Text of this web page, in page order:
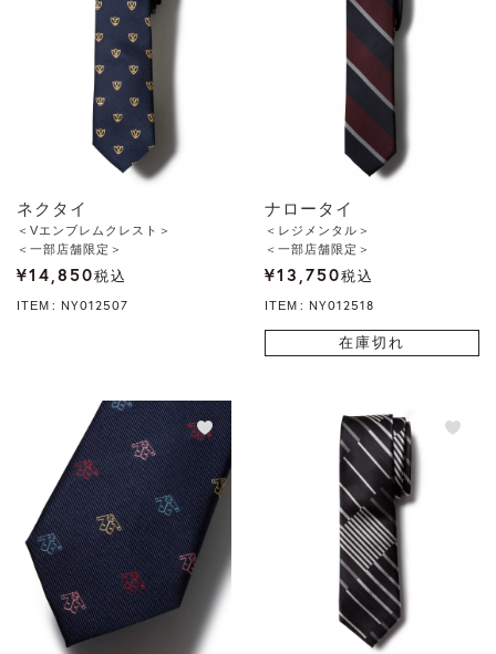
ネクタイ
＜Vエンブレムクレスト＞
＜一部店舗限定＞
¥14,850税込
ITEM NY012507
ナロータイ
＜レジメンタル＞
＜一部店舗限定＞
¥13,750税込
ITEM NY012518
在庫切れ